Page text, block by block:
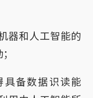
器和人工智能的
备数据识读能